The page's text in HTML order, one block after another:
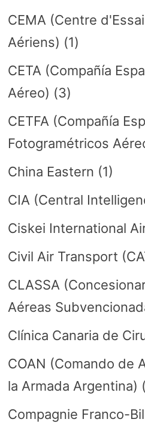
CEMA (Centre
Aériens) (1)
CETA (Compañía
Aéreo) (3)
CETFA (Compañía
Fotogramétricos
China Eastern (1)
CIA (Central
Ciskei International
Civil Air Transport
CLASSA
Aéreas
Clínica Canaria de
COAN (Comando de
la Armada Argentina)
Compagnie Franco-